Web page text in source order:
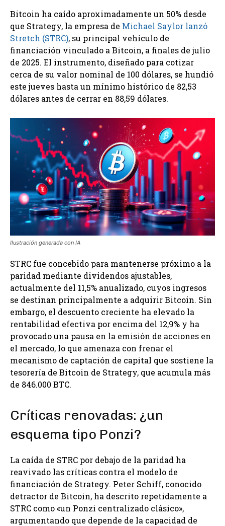
Bitcoin ha caído aproximadamente un 50% desde
que Strategy, la empresa de Michael Saylor lanzó
Stretch (STRC), su principal vehículo de
financiación vinculado a Bitcoin, a finales de julio
de 2025. El instrumento, diseñado para cotizar
cerca de su valor nominal de 100 dólares, se hundió
este jueves hasta un mínimo histórico de 82,53
dólares antes de cerrar en 88,59 dólares.
Ilustración generada con IA
STRC fue concebido para mantenerse próximo a la
paridad mediante dividendos ajustables,
actualmente del 11,5% anualizado, cuyos ingresos
se destinan principalmente a adquirir Bitcoin. Sin
embargo, el descuento creciente ha elevado la
rentabilidad efectiva por encima del 12,9% y ha
provocado una pausa en la emisión de acciones en
el mercado, lo que amenaza con frenar el
mecanismo de captación de capital que sostiene la
tesorería de Bitcoin de Strategy, que acumula más
de 846.000 BTC.
Críticas renovadas: ¿un
esquema tipo Ponzi?
La caída de STRC por debajo de la paridad ha
reavivado las críticas contra el modelo de
financiación de Strategy. Peter Schiff, conocido
detractor de Bitcoin, ha descrito repetidamente a
STRC como «un Ponzi centralizado clásico»,
argumentando que depende de la capacidad de